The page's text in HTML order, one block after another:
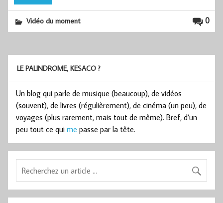
0
Vidéo du moment
LE PALINDROME, KESACO ?
Un blog qui parle de musique (beaucoup), de vidéos
(souvent), de livres (régulièrement), de cinéma (un peu), de
voyages (plus rarement, mais tout de même). Bref, d’un
peu tout ce qui me passe par la tête.